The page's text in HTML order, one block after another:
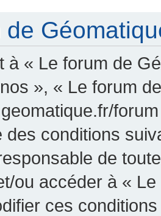
de
à « Le forum de
», « Le forum
des conditions
de
ou accéder à «
ces